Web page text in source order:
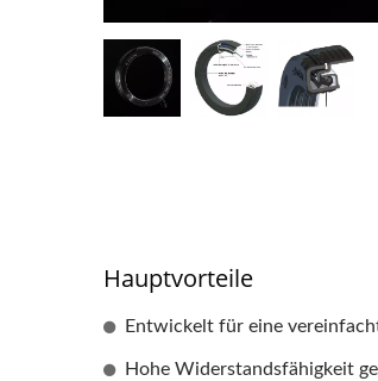
Hauptvorteile
Entwickelt für eine
Hohe Widerstandsfähigkeit